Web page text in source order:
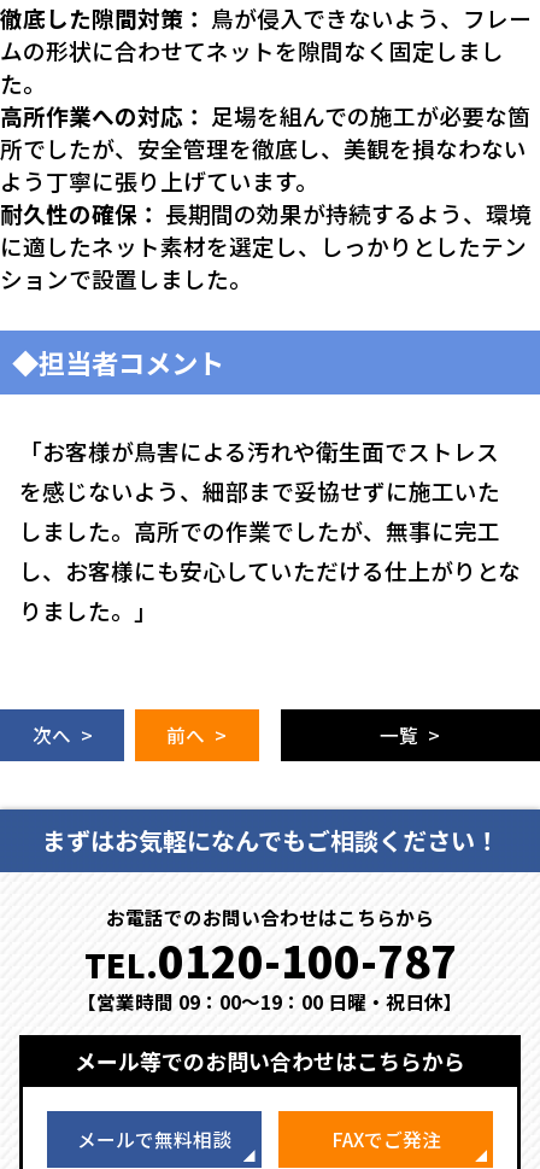
徹底した隙間対策： 鳥が侵入できないよう、フレー
ムの形状に合わせてネットを隙間なく固定しまし
た。
高所作業への対応： 足場を組んでの施工が必要な箇
所でしたが、安全管理を徹底し、美観を損なわない
よう丁寧に張り上げています。
耐久性の確保： 長期間の効果が持続するよう、環境
に適したネット素材を選定し、しっかりとしたテン
ションで設置しました。
◆担当者コメント
「お客様が鳥害による汚れや衛生面でストレス
を感じないよう、細部まで妥協せずに施工いた
しました。高所での作業でしたが、無事に完工
し、お客様にも安心していただける仕上がりとな
りました。」
次へ > 前へ > 一覧 >
まずはお気軽になんでもご相談ください！
お電話でのお問い合わせはこちらから
TEL.0120-100-787
【営業時間 09：00～19：00 日曜・祝日休】
メール等でのお問い合わせはこちらから
メールで無料相談 FAXでご発注